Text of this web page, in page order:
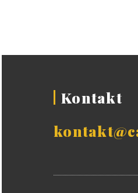
Kontakt